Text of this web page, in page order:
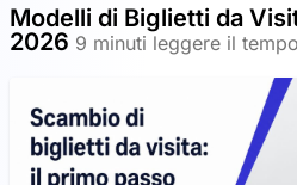
Modelli di Biglietti da
2026 9 minuti leggere il tempo